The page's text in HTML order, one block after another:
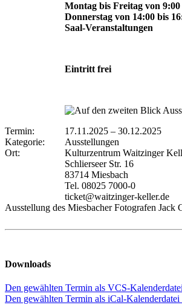
Montag bis Freitag von
Donnerstag von 14:00 bis
Saal-Veranstaltungen
Eintritt frei
Termin: 17.11.2025 – 30.12.2025
Kategorie:
Ausstellungen
Ort:
Kulturzentrum Waitzinger
Schlierseer Str. 16
83714 Miesbach
Tel. 08025 7000-0
ticket@waitzinger-keller.de
Ausstellung des Miesbacher Fotografen Jack
Downloads
Den gewählten Termin als VCS-
Den gewählten Termin als iCal-